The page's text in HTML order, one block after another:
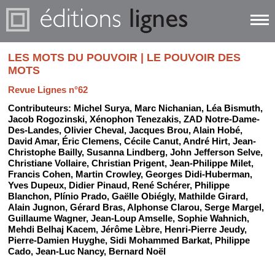
LES MOTS DU POUVOIR | LE POUVOIR DES
MOTS
Revue Lignes n°62
Contributeurs: Michel Surya, Marc Nichanian, Léa Bismuth,
Jacob Rogozinski, Xénophon Tenezakis, ZAD Notre-Dame-
Des-Landes, Olivier Cheval, Jacques Brou,Alain Hobé,
David Amar, Éric Clemens, Cécile Canut,André Hirt, Jean-
Christophe Bailly, Susanna Lindberg, John Jefferson Selve,
Christiane Vollaire, Christian Prigent, Jean-Philippe Milet,
Francis Cohen, Martin Crowley, Georges Didi-Huberman,
Yves Dupeux, Didier Pinaud, René Schérer, Philippe
Blanchon, Plínio Prado, Gaëlle Obiégly, Mathilde Girard,
Alain Jugnon, Gérard Bras,Alphonse Clarou, Serge Margel,
Guillaume Wagner, Jean-Loup Amselle, Sophie Wahnich,
Mehdi Belhaj Kacem, Jérôme Lèbre, Henri-Pierre Jeudy,
Pierre-Damien Huyghe, Sidi Mohammed Barkat, Philippe
Cado, Jean-Luc Nancy, Bernard Noël